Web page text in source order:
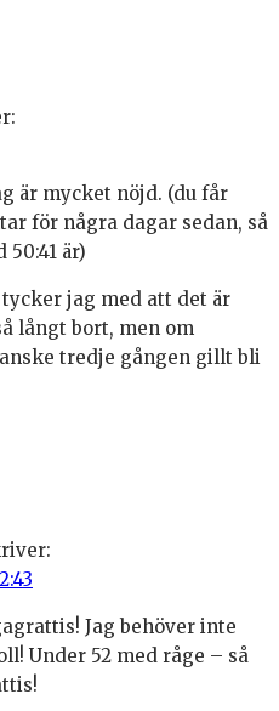
är mycket nöjd. (du får
för några dagar sedan, så
är)
jag med att det är
långt bort, men om
tredje gången gillt bli
Jag behöver inte
Under 52 med råge – så